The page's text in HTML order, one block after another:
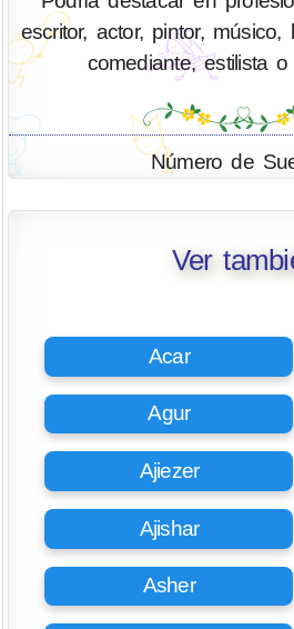
escritor, actor, pintor, músico,
comediante, estilista
Número de
Ver
Acar
Agur
Ajiezer
Ajishar
Asher